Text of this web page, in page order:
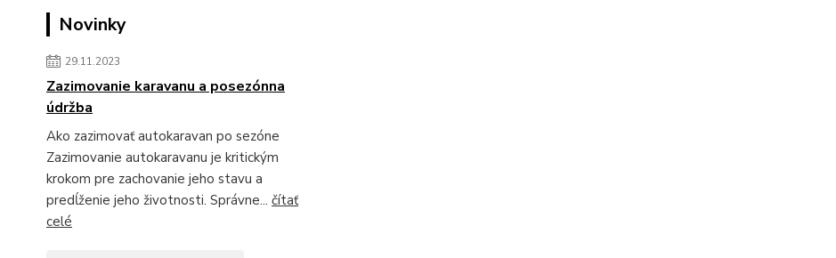
Novinky
29.11.2023
Zazimovanie karavanu a posezónna
údržba
Ako zazimovať autokaravan po sezóne
Zazimovanie autokaravanu je kritickým
krokom pre zachovanie jeho stavu a
predĺženie jeho životnosti. Správne... čítať
celé